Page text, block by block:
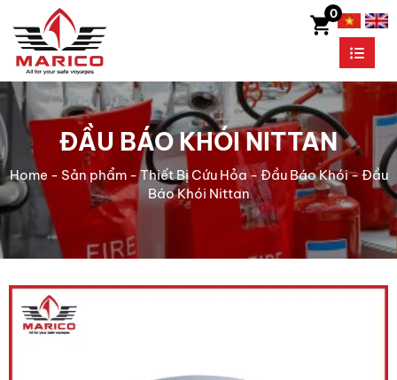
0
ĐẦU BÁO KHÓI NITTAN
Home - Sản phẩm-Thiết Bị Cứu Hỏa-Đầu Báo Khói-Đầu
Báo Khói Nittan